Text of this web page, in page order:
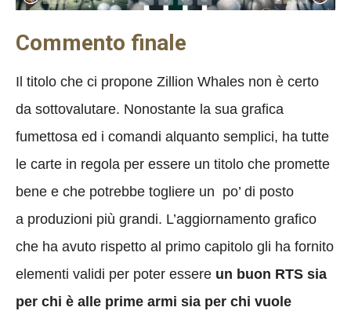
Commento finale
Il titolo che ci propone Zillion Whales non è certo
da sottovalutare. Nonostante la sua grafica
fumettosa ed i comandi alquanto semplici, ha tutte
le carte in regola per essere un titolo che promette
bene e che potrebbe togliere un po’ di posto
a produzioni più grandi. L’aggiornamento grafico
che ha avuto rispetto al primo capitolo gli ha fornito
elementi validi per poter essere un buon RTS sia
per chi è alle prime armi sia per chi vuole